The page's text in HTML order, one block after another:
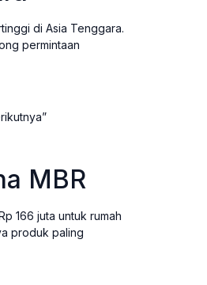
di Asia Tenggara.
permintaan
MBR
166 juta untuk rumah
produk paling